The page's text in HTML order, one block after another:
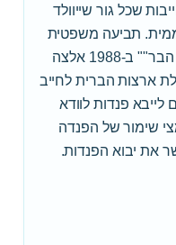
שכל גור שייוולד
תביעה משפטית
שהגישה "הקרן העולמית של חיות הבר"" ב-1988 אלצה
ארצות הברית לחייב
לייבא פנדות לוודא
שימור של הפנדה
את יבוא הפנדות.